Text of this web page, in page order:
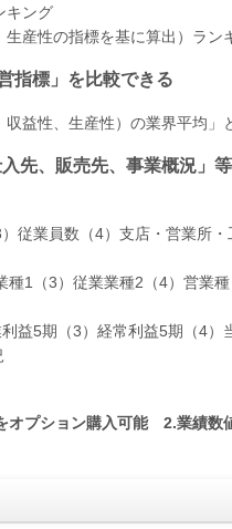
キング
産性の指標を基に算出）ラン
指標」を比較できる
収益性、生産性）の業界平均
先、販売先、事業概況」
従業員数（4）支店・営業所・
1（3）従業業種2（4）営業
益5期（3）経常利益5期（4）
プション購入可能 2.業績数